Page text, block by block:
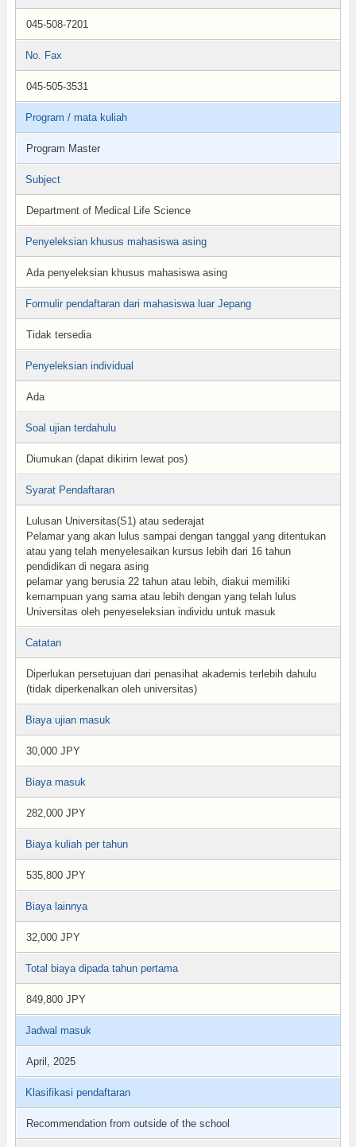
045-508-7201
No. Fax
045-505-3531
Program / mata kuliah
Program Master
Subject
Department of Medical Life Science
Penyeleksian khusus mahasiswa asing
Ada penyeleksian khusus mahasiswa asing
Formulir pendaftaran dari mahasiswa luar Jepang
Tidak tersedia
Penyeleksian individual
Ada
Soal ujian terdahulu
Diumukan (dapat dikirim lewat pos)
Syarat Pendaftaran
Lulusan Universitas(S1) atau sederajat
Pelamar yang akan lulus sampai dengan tanggal yang ditentukan
atau yang telah menyelesaikan kursus lebih dari 16 tahun
pendidikan di negara asing
pelamar yang berusia 22 tahun atau lebih, diakui memiliki
kemampuan yang sama atau lebih dengan yang telah lulus
Universitas oleh penyeseleksian individu untuk masuk
Catatan
Diperlukan persetujuan dari penasihat akademis terlebih dahulu
(tidak diperkenalkan oleh universitas)
Biaya ujian masuk
30,000 JPY
Biaya masuk
282,000 JPY
Biaya kuliah per tahun
535,800 JPY
Biaya lainnya
32,000 JPY
Total biaya dipada tahun pertama
849,800 JPY
Jadwal masuk
April, 2025
Klasifikasi pendaftaran
Recommendation from outside of the school